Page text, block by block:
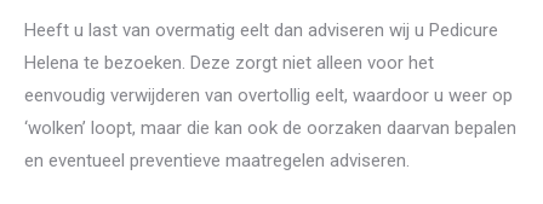
Heeft u last van overmatig eelt dan adviseren wij u Pedicure
Helena te bezoeken. Deze zorgt niet alleen voor het
eenvoudig verwijderen van overtollig eelt, waardoor u weer op
‘wolken’ loopt, maar die kan ook de oorzaken daarvan bepalen
en eventueel preventieve maatregelen adviseren.